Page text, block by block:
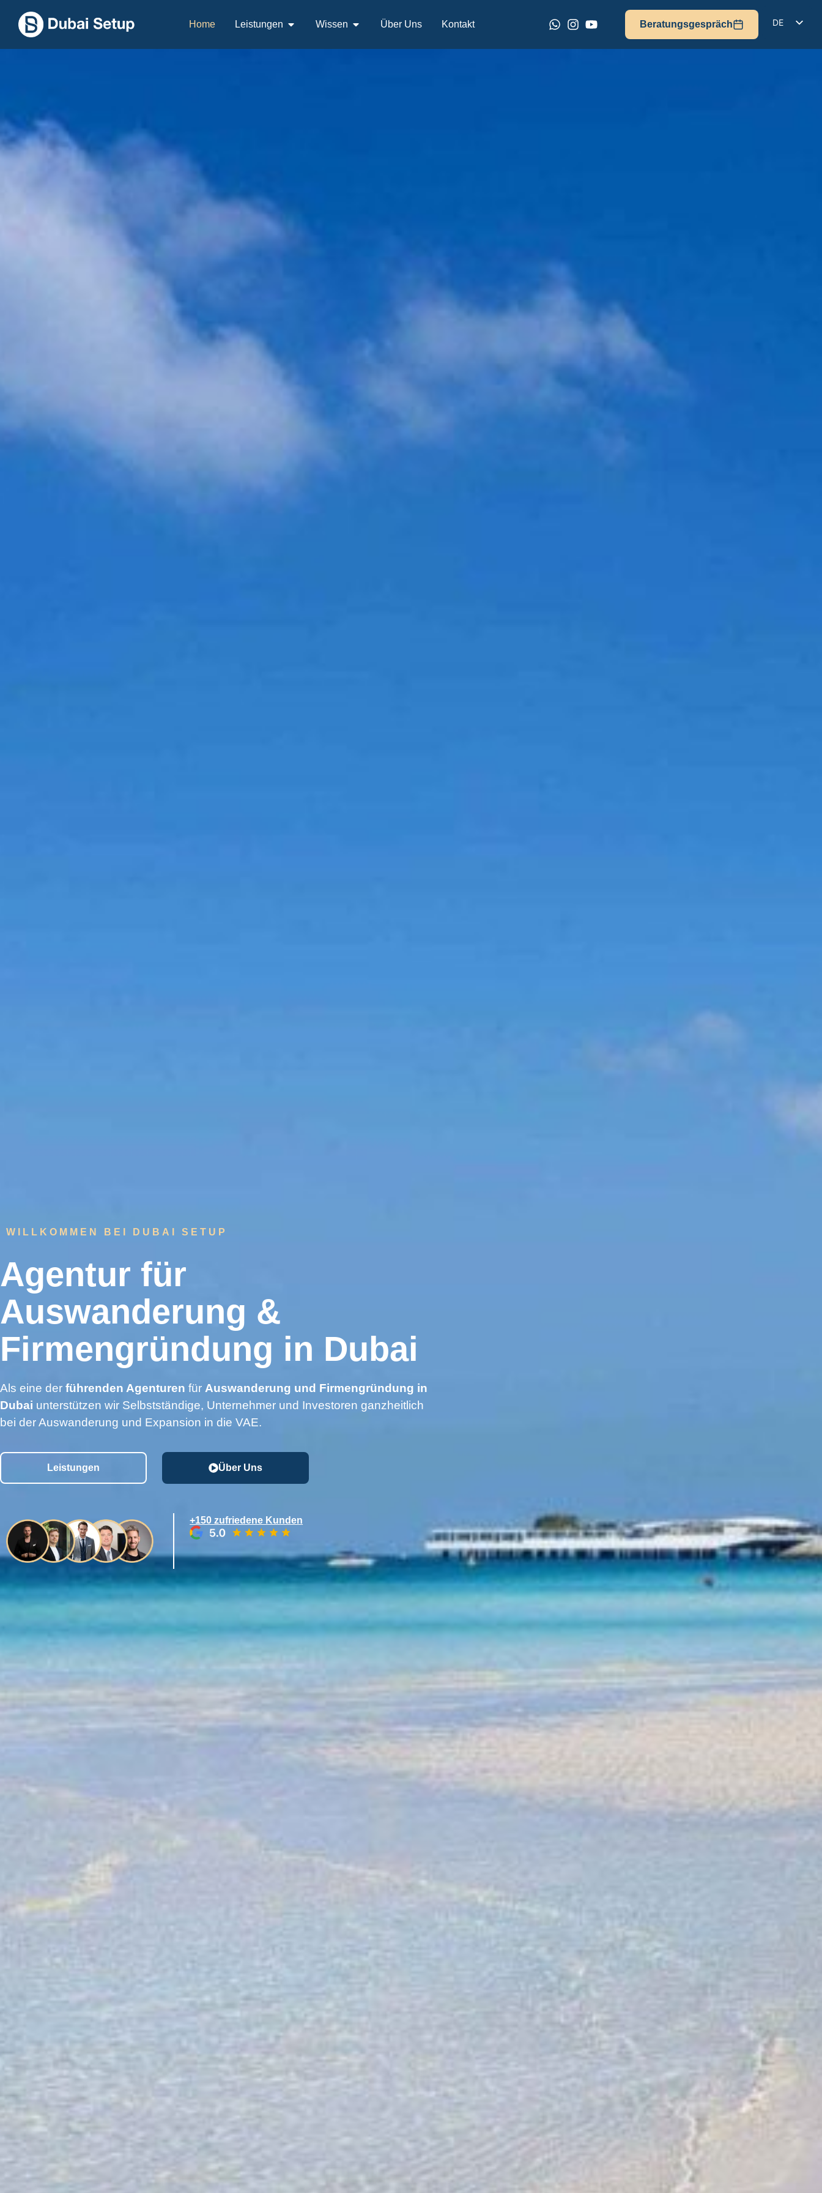
Home Leistungen Wissen Über Uns Kontakt Beratungsgespräch
DE
WILLKOMMEN BEI DUBAI SETUP
Agentur für
Auswanderung &
Firmengründung in Dubai
Als eine der führenden Agenturen für Auswanderung und Firmengründung in
Dubai unterstützen wir Selbstständige, Unternehmer und Investoren ganzheitlich
bei der Auswanderung und Expansion in die VAE.
Leistungen Über Uns
+150 zufriedene Kunden